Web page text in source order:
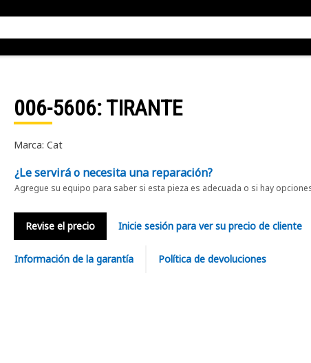
006-5606: TIRANTE
Marca: Cat
¿Le servirá o necesita una reparación?
Agregue su equipo para saber si esta pieza es adecuada o si hay
Revise el precio Inicie sesión para ver su precio de cliente
Información de la garantía Política de devoluciones